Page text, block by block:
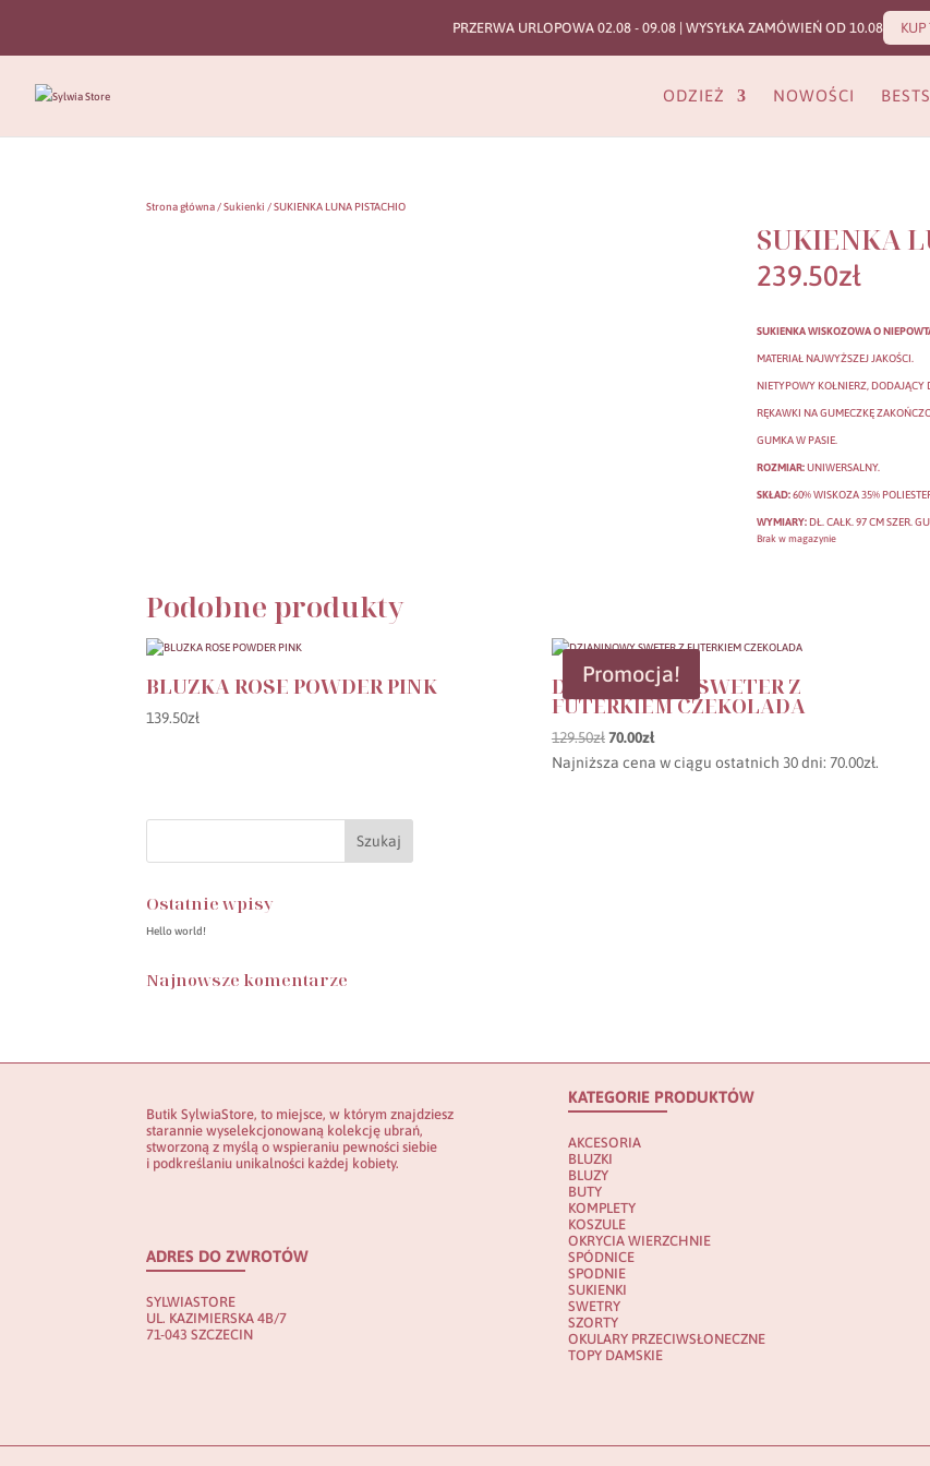
ODZIEŻ NOWOŚCI
Strona główna /Sukienki / SUKIENKA LUNA PISTACHIO
SUKIENKA
239.50zł
SUKIENKA WISKOZOWA O
MATERIAŁ NAJWYŻSZEJ JAKOŚCI.
NIETYPOWY KOŁNIERZ, DODAJĄCY
RĘKAWKI NA GUMECZKĘ
GUMKA W PASIE.
ROZMIAR:UNIWERSALNY.
SKŁAD:60% WISKOZA 35%
WYMIARY:DŁ. CAŁK. 97 CM SZER.
Brak w magazynie
Podobne produkty
BLUZKA ROSE POWDER PINK
139.50zł
Promocja!
DZIANINOWY SWETER Z
FUTERKIEM CZEKOLADA
129.50złPierwotna
cena
70.00złAktualna
cena
Najniższa cena w ciągu ostatnich 30 dni: 70.00zł.
Ostatnie wpisy
Hello world!
Najnowsze komentarze
Butik SylwiaStore, to miejsce, w którym znajdziesz
starannie wyselekcjonowaną kolekcję ubrań,
stworzoną z myślą o wspieraniu pewności siebie
i podkreślaniu unikalności każdej kobiety.
ADRES DO ZWROTÓW
SYLWIASTORE
UL. KAZIMIERSKA 4B/7
71-043 SZCZECIN
KATEGORIE PRODUKTÓW
AKCESORIA
BLUZKI
BLUZY
BUTY
KOMPLETY
KOSZULE
OKRYCIA WIERZCHNIE
SPÓDNICE
SPODNIE
SUKIENKI
SWETRY
SZORTY
OKULARY PRZECIWSŁONECZNE
TOPY DAMSKIE
PRZERWA URLOPOWA 02.08 - 09.08 | WYSYŁKA ZAMÓWIEŃ OD 10.08 KUP